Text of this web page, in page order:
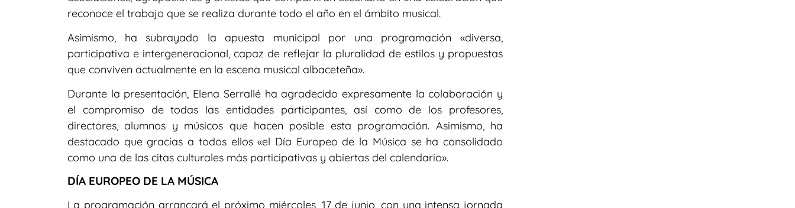
reconoce el trabajo que se realiza durante todo el año en el ámbito musical.
Asimismo, ha subrayado la apuesta municipal por una programación «diversa,
participativa e intergeneracional, capaz de reflejar la pluralidad de estilos y propuestas
que conviven actualmente en la escena musical albaceteña».
Durante la presentación, Elena Serrallé ha agradecido expresamente la colaboración y
el compromiso de todas las entidades participantes, así como de los profesores,
directores, alumnos y músicos que hacen posible esta programación. Asimismo, ha
destacado que gracias a todos ellos «el Día Europeo de la Música se ha consolidado
como una de las citas culturales más participativas y abiertas del calendario».
DÍA EUROPEO DE LA MÚSICA
La programación arrancará el próximo miércoles, 17 de junio, con una intensa jornada